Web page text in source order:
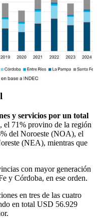
y servicios por un total
el 71% provino de la región
del Noroeste (NOA), el
(NEA), mientras que
con mayor generación
y Córdoba, en ese orden.
en tres de las cuatro
en total USD 56.929